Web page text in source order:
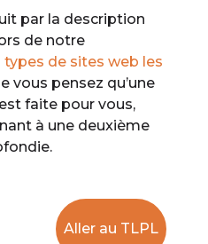
par la description
de notre
types de sites web les
vous pensez qu’une
faite pour vous,
à une deuxième
Aller au TLPL